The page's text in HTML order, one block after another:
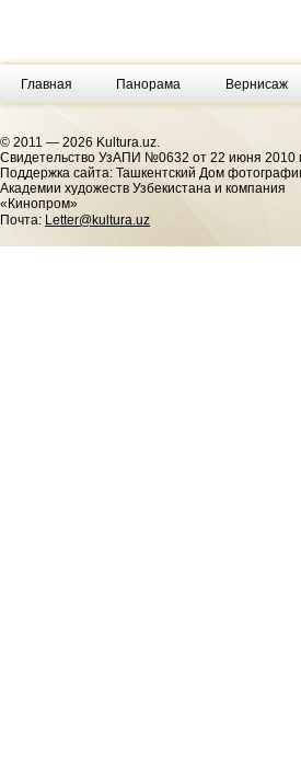
Главная Панорама Вернисаж
© 2011 — 2026 Kultura.uz.
Cвидетельство УзАПИ №0632 от 22 июня 2010
Поддержка сайта: Ташкентский Дом
Академии художеств Узбекистана и компания
«Кинопром»
Почта: Letter@kultura.uz